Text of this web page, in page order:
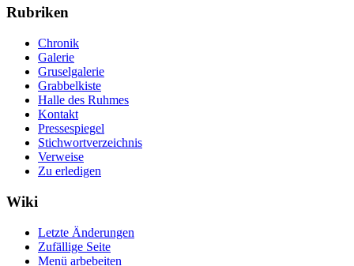
Rubriken
Chronik
Galerie
Gruselgalerie
Grabbelkiste
Halle des Ruhmes
Kontakt
Pressespiegel
Stichwortverzeichnis
Verweise
Zu erledigen
Wiki
Letzte Änderungen
Zufällige Seite
Menü arbebeiten